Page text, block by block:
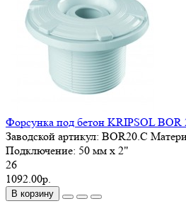
Форсунка под бетон KRIPSOL BOR
Заводской артикул: BOR20.C
Подключение: 50 мм x 2"
26
1092.00р.
В корзину